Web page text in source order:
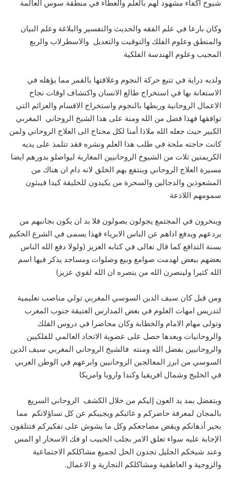
شيوخ اكفاء مشهود لهم بالعلم والعطاء في منطقة سوس العالمة
وكان بارعا في علم الفقه والحديث والتفسير والبلاغة وعلم البيان
والمنطق وعلوم الفلك والتوقيت والتعديل والاسطرلاب والربع
المجيب وعلوم الهندسة الفلكية
ولديه دراية في تتبع حركة النجوم وعلاقتها بالقمر مما يؤهله في
الاستعانة بها في استخراج طالع الانسان واكتشاف اوقات نجاح
الاعمال الروحانية وربطها بالنجوم واستخراج الاقسام والعزائم التي
توافقها فهذا فضل من الله ومنة على هذا الشيخ الروحاني المغربي
الكبير حيث جعله الله ملاذا أمنا لكل محتاج الى العلاج الروحاني ولمن
كانت حاجته ملحة في طلب هذا العلم ونشره فقد تتلمذ على يديه
الكريمتين ثلات من الشيوخ الروحانيين المغاربة ليواصلو بدورهم ايضا
مسيرة العلاج الروحاني وينتفع بهم الخلق لانه دام ان هناك من
المشعوذين والدجالين والسحرة من يكيدون للخليقة كيدا فيبثون
سمومهم اللاذعة
وينخرون في المجتمع يجولون يصولون فلا بد ان يكون بجانبهم من
يردعهم ويدفع اذاهم عن الناس الابرياء فهذا يسمى في الشرع الحكيم
بسنة التدافع كما قال تعالى في كتابه العزيز (ولولا دفع الله الناس
بعضهم ببعض لهدمت صوامع وبيع وصلوات ومساجد يذكر فيها اسم
الله كثيرا ولينصرن الله من ينصره ان الله لقوي عزيز)
ومن قبل كان سيف الدين السوسي المغربي تولي مناصب تعليمية
لتدريس امهات العلوم في بعض المدارس العتيقة جنوب المغرب
وتولى مهام الامام والخطابة وكان محاضرا في دروس الفلك
والروحانيات وبعدها حصل على عضوية الاتحاد العالمي للفلكيين
والروحانيين بفضل الله ومنته فالشيخ الروحاني المغربي سيف الدين
السوسي من ابرز المعالجين الروحانيين وابرعهم في الوطن العربي
في الخليج وشمال افريقيا وكندا واروبا وامريكا
ويتفضل بمد يد العون إليكم من خلال الكشف الروحاني السريع
بالمجان لمعرفة حاضركم و غائبكم ويجيبكم عن كل تساؤلاتكم مما
يحير أذهانكم ويقض مضاجعكم وكل ما يشوش على تفكيركم فتتلقون
الإجابة عليه سواء تعلق الامر بجلب الحبيب او فك الاسحار او المس
وعند شيخكم الجليل تجدون الحل لجميع مشاكلكم الاجتماعية
والزوجية و العاطفية ومشاكلكم التجارية و الاعمال.